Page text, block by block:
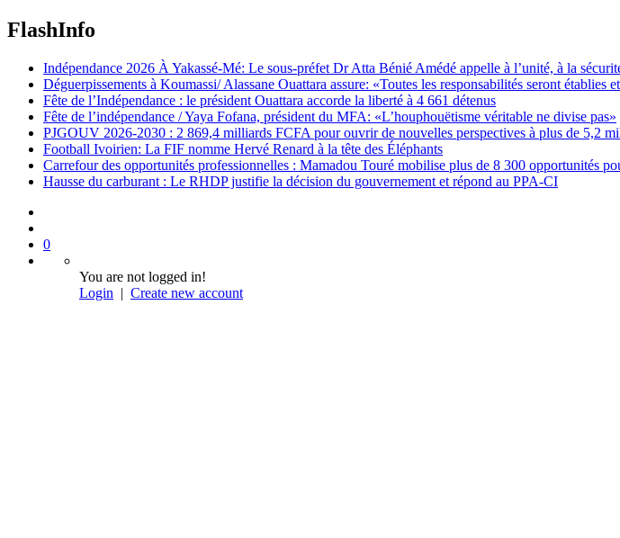
FlashInfo
Indépendance 2026 À Yakassé-Mé: Le sous-préfet Dr Atta Bénié Amédé appelle à l’unité, à la
Déguerpissements à Koumassi/ Alassane Ouattara assure: «Toutes les responsabilités seront
Fête de l’Indépendance : le président Ouattara accorde la liberté à 4 661 détenus
Fête de l’indépendance / Yaya Fofana, président du MFA: «L’houphouëtisme véritable ne divise pas»
PJGOUV 2026-2030 : 2 869,4 milliards FCFA pour ouvrir de nouvelles perspectives à plus de 5,2
Football Ivoirien: La FIF nomme Hervé Renard à la tête des Éléphants
Carrefour des opportunités professionnelles : Mamadou Touré mobilise plus de 8 300 opportunités
Hausse du carburant : Le RHDP justifie la décision du gouvernement et répond au PPA-CI
0
You are not logged in!
Login | Create new account